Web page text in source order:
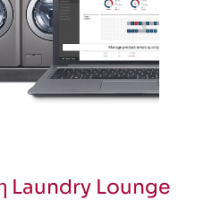
Laundry Lounge